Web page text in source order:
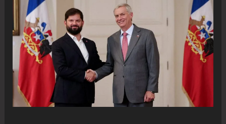
palacio
presidencial